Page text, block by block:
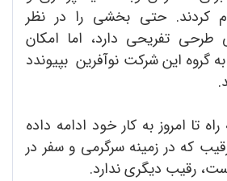
کردند. حتی بخشی را در نظر
طرحی تفریحی دارد، اما امکان
به گروه این شرکت نوآفرین بپیوندد
تا امروز به کار خود ادامه داده
که در زمینه سرگرمی و سفر در
رقیب دیگری ندارد.